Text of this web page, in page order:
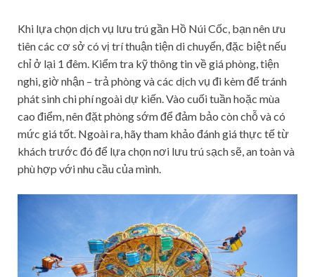
Khi lựa chọn dịch vụ lưu trú gần Hồ Núi Cốc, bạn nên ưu
tiên các cơ sở có vị trí thuận tiện di chuyển, đặc biệt nếu
chỉ ở lại 1 đêm. Kiểm tra kỹ thông tin về giá phòng, tiện
nghi, giờ nhận – trả phòng và các dịch vụ đi kèm để tránh
phát sinh chi phí ngoài dự kiến. Vào cuối tuần hoặc mùa
cao điểm, nên đặt phòng sớm để đảm bảo còn chỗ và có
mức giá tốt. Ngoài ra, hãy tham khảo đánh giá thực tế từ
khách trước đó để lựa chọn nơi lưu trú sạch sẽ, an toàn và
phù hợp với nhu cầu của mình.